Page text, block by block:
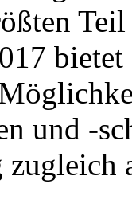
und -